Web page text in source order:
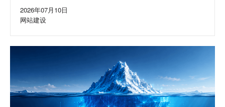
2026年07月10日
网站建设